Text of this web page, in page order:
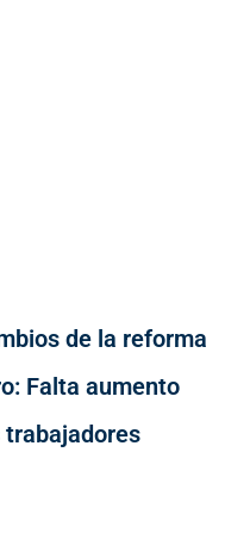
de la reforma
Falta aumento
trabajadores